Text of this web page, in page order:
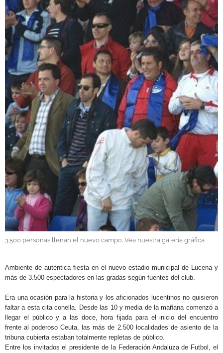
GALERÍAS
3.500 personas llenan el nuevo campo. Vea nuestra galería gráfica
Ambiente de auténtica fiesta en el nuevo estadio municipal de Lucena y
más de 3.500 espectadores en las gradas según fuentes del club.
Era una ocasión para la historia y los aficionados lucentinos no quisieron
faltar a esta cita conella. Desde las 10 y media de la mañana comenzó a
llegar el público y a las doce, hora fijada para el inicio del encuentro
frente al poderoso Ceuta, las más de 2.500 localidades de asiento de la
tribuna cubierta estaban totalmente repletas de público.
Entre los invitados el presidente de la Federación Andaluza de Futbol, el